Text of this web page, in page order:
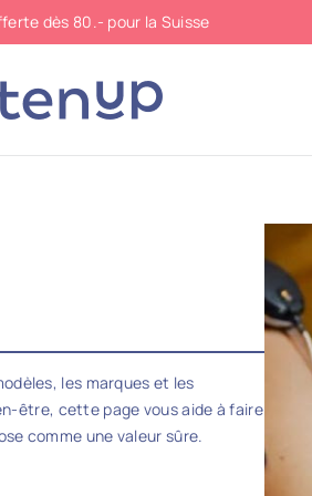
dès 80.- pour la Suisse
les marques et les
être, cette page vous aide à faire
comme une valeur sûre.